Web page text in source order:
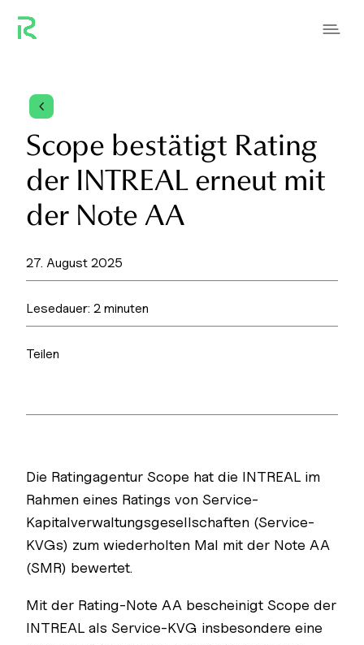
4
Scope bestätigt Rating
der INTREAL erneut mit
der Note AA
27. August 2025
Lesedauer: 2 minuten
Teilen
Die Ratingagentur Scope hat die INTREAL im
Rahmen eines Ratings von Service-
Kapitalverwaltungsgesellschaften (Service-
KVGs) zum wiederholten Mal mit der Note AA
(SMR) bewertet.
Mit der Rating-Note AA bescheinigt Scope der
INTREAL als Service-KVG insbesondere eine